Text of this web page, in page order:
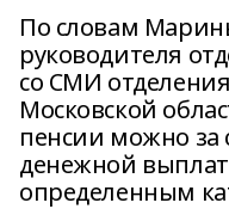
По словам
руководителя
со СМИ
Московской
пенсии можно за
денежной
определенным